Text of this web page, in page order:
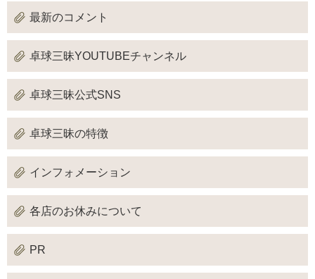
最新のコメント
卓球三昧YOUTUBEチャンネル
卓球三昧公式SNS
卓球三昧の特徴
インフォメーション
各店のお休みについて
PR